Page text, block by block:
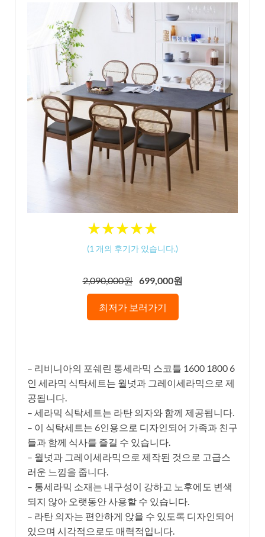
★★★★★
★★★★★
(1 개의 후기가 있습니다.)
2,090,000원 699,000원
최저가 보러가기
– 리비니아의 포쉐린 통세라믹 스코틀 1600 1800 6
인 세라믹 식탁세트는 월넛과 그레이세라믹으로 제
공됩니다.
– 세라믹 식탁세트는 라탄 의자와 함께 제공됩니다.
– 이 식탁세트는 6인용으로 디자인되어 가족과 친구
들과 함께 식사를 즐길 수 있습니다.
– 월넛과 그레이세라믹으로 제작된 것으로 고급스
러운 느낌을 줍니다.
– 통세라믹 소재는 내구성이 강하고 노후에도 변색
되지 않아 오랫동안 사용할 수 있습니다.
– 라탄 의자는 편안하게 앉을 수 있도록 디자인되어
있으며 시각적으로도 매력적입니다.